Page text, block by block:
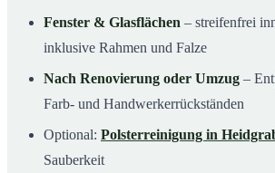
Fenster & Glasflächen – streifenfrei
inklusive Rahmen und Falze
Nach Renovierung oder Umzug –
Farb- und Handwerkerrückständen
Optional: Polsterreinigung in
Sauberkeit